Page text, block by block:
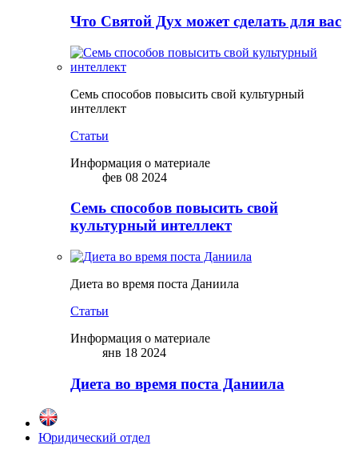
Что Святой Дух может сделать для вас
Семь способов повысить свой культурный
интеллект
Статьи
Информация о материале
фев 08 2024
Семь способов повысить свой
культурный интеллект
Диета во время поста Даниила
Статьи
Информация о материале
янв 18 2024
Диета во время поста Даниила
Юридический отдел